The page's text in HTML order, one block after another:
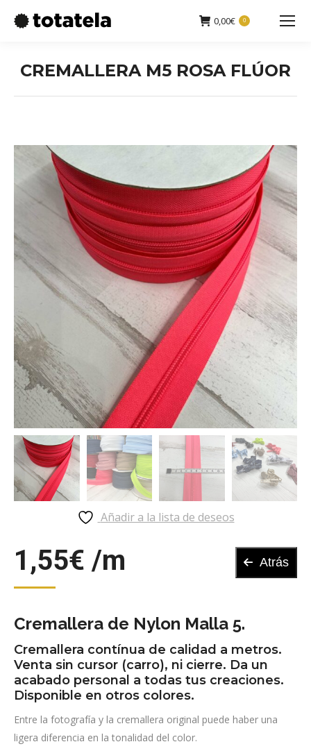
0,00€ 0
Buscar:
CREMALLERA M5 ROSA FLÚOR
Añadir a la lista de deseos
Atrás
1,55€
Cremallera de Nylon Malla 5.
Cremallera contínua de calidad a metros.
Venta sin cursor (carro), ni cierre. Da un
acabado personal a todas tus creaciones.
Disponible en otros colores.
Entre la fotografía y la cremallera original puede haber una
ligera diferencia en la tonalidad del color.